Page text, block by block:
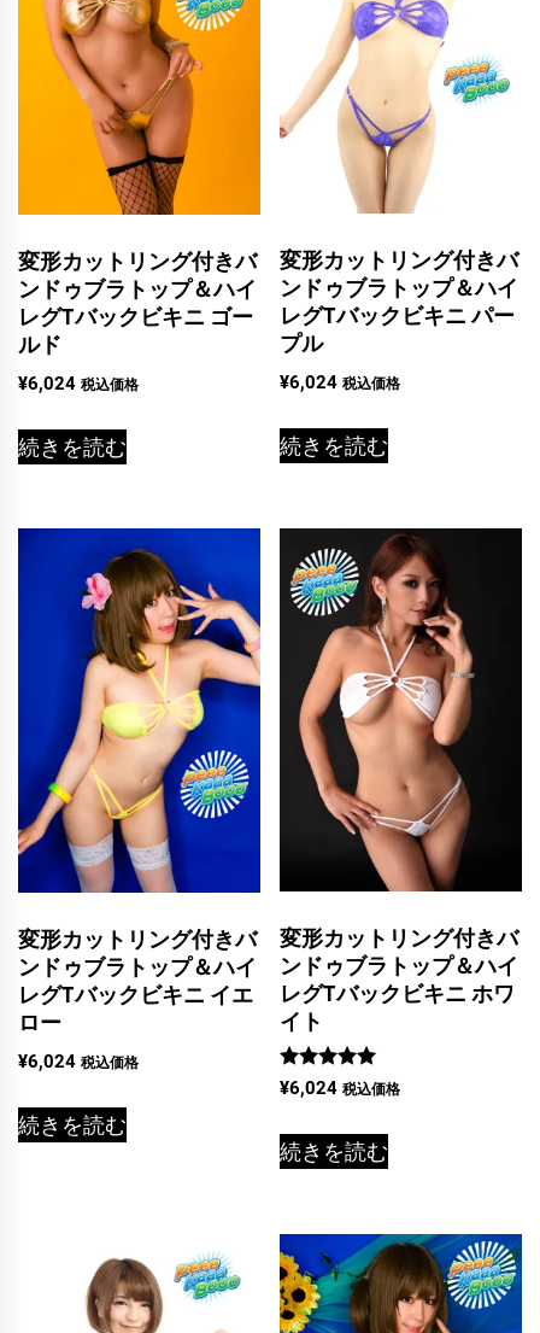
変形カットリング付きバ
ンドゥブラトップ＆ハイ
レグTバックビキニ ゴー
ルド
¥6,024 税込価格
続きを読む
変形カットリング付きバ
ンドゥブラトップ＆ハイ
レグTバックビキニ パー
プル
¥6,024 税込価格
続きを読む
変形カットリング付きバ
ンドゥブラトップ＆ハイ
レグTバックビキニ イエ
ロー
¥6,024 税込価格
続きを読む
変形カットリング付きバ
ンドゥブラトップ＆ハイ
レグTバックビキニ ホワ
イト
5段階中
5.00
¥6,024 税込価格
続きを読む